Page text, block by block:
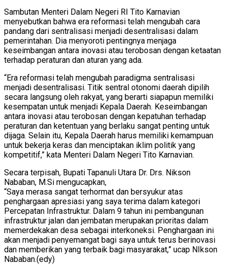
Sambutan Menteri Dalam Negeri RI Tito Karnavian
menyebutkan bahwa era reformasi telah mengubah cara
pandang dari sentralisasi menjadi desentralisasi dalam
pemerintahan. Dia menyoroti pentingnya menjaga
keseimbangan antara inovasi atau terobosan dengan ketaatan
terhadap peraturan dan aturan yang ada.
“Era reformasi telah mengubah paradigma sentralisasi
menjadi desentralisasi. Titik sentral otonomi daerah dipilih
secara langsung oleh rakyat, yang berarti siapapun memiliki
kesempatan untuk menjadi Kepala Daerah. Keseimbangan
antara inovasi atau terobosan dengan kepatuhan terhadap
peraturan dan ketentuan yang berlaku sangat penting untuk
dijaga. Selain itu, Kepala Daerah harus memiliki kemampuan
untuk bekerja keras dan menciptakan iklim politik yang
kompetitif,” kata Menteri Dalam Negeri Tito Karnavian.
Secara terpisah, Bupati Tapanuli Utara Dr. Drs. Nikson
Nababan, M.Si mengucapkan,
“Saya merasa sangat terhormat dan bersyukur atas
penghargaan apresiasi yang saya terima dalam kategori
Percepatan Infrastruktur. Dalam 9 tahun ini pembangunan
infrastruktur jalan dan jembatan merupakan prioritas dalam
memerdekakan desa sebagai interkoneksi. Penghargaan ini
akan menjadi penyemangat bagi saya untuk terus berinovasi
dan memberikan yang terbaik bagi masyarakat,” ucap NIkson
Nababan.(edy)